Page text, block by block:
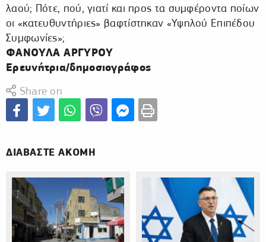
λαού; Πότε, πού, γιατί και προς τα συμφέροντα ποίων
οι «κατευθυντήριες» βαφτίστηκαν «Υψηλού Επιπέδου
Συμφωνίες»;
ΦΑΝΟΥΛΑ ΑΡΓΥΡΟΥ
Ερευνήτρια/δημοσιογράφος
Share on
ΔΙΑΒΑΣΤΕ ΑΚΟΜΗ